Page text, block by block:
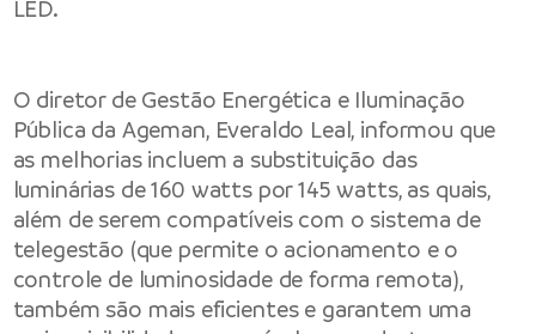
LED.
O diretor de Gestão Energética e Iluminação
Pública da Ageman, Everaldo Leal, informou que
as melhorias incluem a substituição das
luminárias de 160 watts por 145 watts, as quais,
além de serem compatíveis com o sistema de
telegestão (que permite o acionamento e o
controle de luminosidade de forma remota),
também são mais eficientes e garantem uma